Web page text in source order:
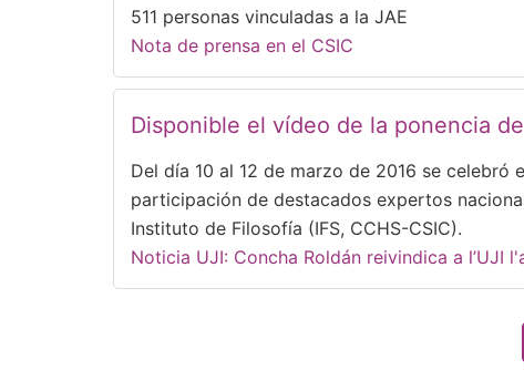
511 personas vinculadas a la JAE
Nota de prensa en el CSIC
Disponible el vídeo de la ponencia
Del día 10 al 12 de marzo de 2016 se celebró
participación de destacados expertos
Instituto de Filosofía (IFS, CCHS-CSIC).
Noticia UJI: Concha Roldán reivindica a l’UJI